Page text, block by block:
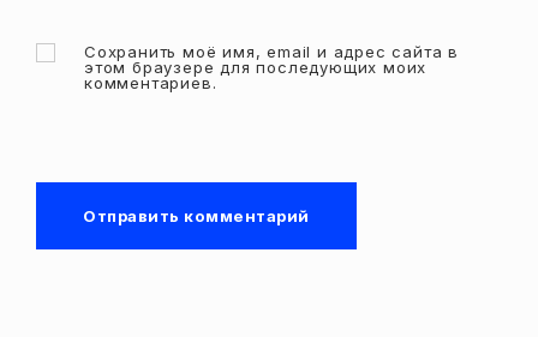
Сохранить моё имя, email и адрес сайта в
этом браузере для последующих моих
комментариев.